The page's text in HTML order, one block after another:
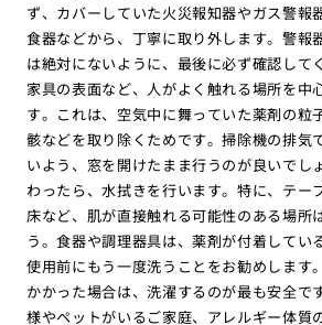
ず、カバーしていた火災報知器やガス警報
食器などから、丁寧に取り外します。警報
は絶対にないように、最後に必ず確認して
家具の表面など、人がよく触れる場所を中
す。これは、空気中に舞っていた薬剤の粒
骸などを取り除くためです。掃除機の排気
いよう、窓を開けたまま行うのが良いでし
わったら、水拭きを行います。特に、テー
床など、肌が直接触れる可能性のある場所
う。食器や調理器具は、薬剤が付着してい
使用前にもう一度洗うことをお勧めします
かかった場合は、洗濯するのが最も安全で
様やペットがいるご家庭、アレルギー体質